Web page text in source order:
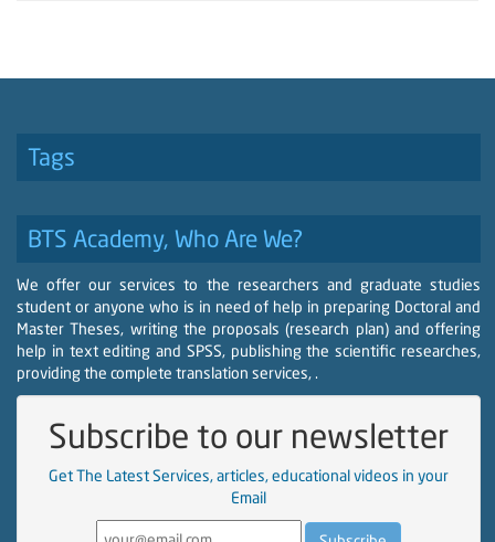
Tags
BTS Academy, Who Are We?
We offer our services to the researchers and graduate studies
student or anyone who is in need of help in preparing Doctoral and
Master Theses, writing the proposals (research plan) and offering
help in text editing and SPSS, publishing the scientific researches,
providing the complete translation services, .
Subscribe to our newsletter
Get The Latest Services, articles, educational videos in your
Email